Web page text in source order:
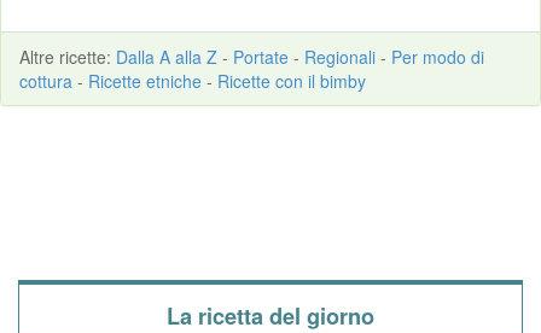
Altre ricette: Dalla A alla Z - Portate - Regionali - Per modo di
cottura - Ricette etniche - Ricette con il bimby
La ricetta del giorno